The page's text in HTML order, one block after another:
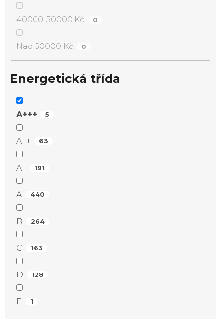
40000-50000 Kč 0
Nad 50000 Kč 0
Energetická třída
A+++ 5
A++ 63
A+ 191
A 440
B 264
C 163
D 128
E 1